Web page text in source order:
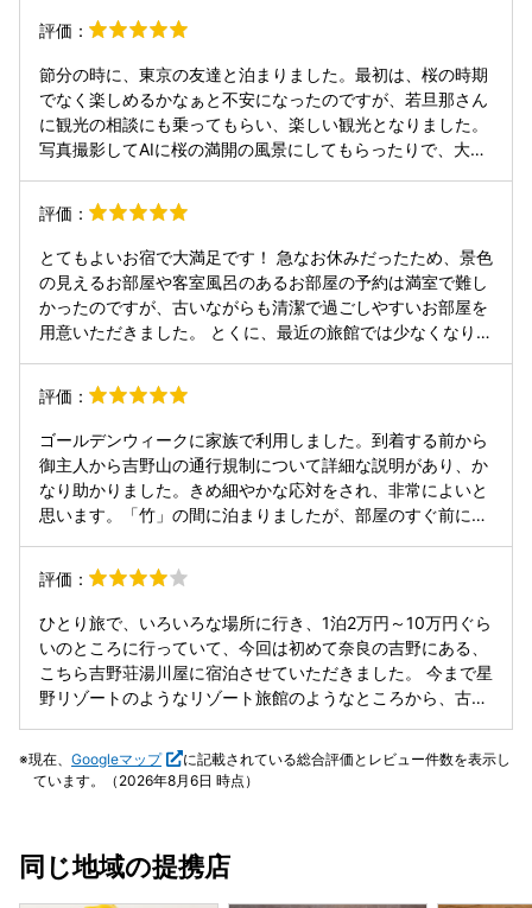
ービスしてます。最近じゃ10万くらいの旅館のご飯も結構作
りおき。たくさん出てきてビックリしました。サービスもみ
てるところもみてて連携とれていてホスピタリティーすごい
です。今時のぼったくりと全く違います。だから何百年も続
いてるんだと思いました。観光客一回きて終わりって感じで
はなくまた行きたいです。
評価：
節分の時に、東京の友達と泊まりました。最初は、桜の時期
でなく楽しめるかなぁと不安になったのですが、若旦那さん
に観光の相談にも乗ってもらい、楽しい観光となりました。
写真撮影してAIに桜の満開の風景にしてもらったりで、大盛
名物鍋があり、吉野本葛のとろみでお肉も野菜も美味しく身
体もポカポカ。 スタッフの方も親切で、ゆったりと過ごせま
した。山を見渡せるインフィニティ風呂も素敵でした。春だ
けでなく、どの季節でも楽しめるおすすめのお宿です。
評価：
とてもよいお宿で大満足です！ 急なお休みだったため、景色
の見えるお部屋や客室風呂のあるお部屋の予約は満室で難し
かったのですが、古いながらも清潔で過ごしやすいお部屋を
用意いただきました。 とくに、最近の旅館では少なくなりつ
幸満載。吉野葛もあらゆる料理に入っており、とても美味し
くお腹いっぱいになります。 正直、立地上、あっさりとした
料理ばかりだろうな…と期待していなかったのですが、よい
意味で期待を大きく裏切られました。 従業員の方々みんな丁
寧にご対応いただき、とてもよい吉野山の旅になりました。
個人的には、朝のインフィニティ風呂が景色が澄んでいてと
てもおすすめです！ 送迎していただいた大旦那さん？のお話
評価：
ゴールデンウィークに家族で利用しました。到着する前から
御主人から吉野山の通行規制について詳細な説明があり、か
なり助かりました。きめ細やかな応対をされ、非常によいと
思います。「竹」の間に泊まりましたが、部屋のすぐ前に桜
食の西行鍋は鴨の出汁と葛の粘りがマッチして美味しかった
です。部屋もうるさくなく熟睡できました。お勧めです。
評価：
ひとり旅で、いろいろな場所に行き、1泊2万円～10万円ぐら
いのところに行っていて、今回は初めて奈良の吉野にある、
こちら吉野荘湯川屋に宿泊させていただきました。 今まで星
野リゾートのようなリゾート旅館のようなところから、古い
が、こちらはとても古い感じの、でも悪い意味ではなくて、
レトロで伝統的な旅館の雰囲気がありました。吉野の地で多
と、大浴場は今風になっていて、風が気持ちよく、露天風呂
現在、 Googleマップ
に記載されている総合評価とレビュー件数を表示し
ています。（2026年8月6日 時点）
同じ地域の提携店